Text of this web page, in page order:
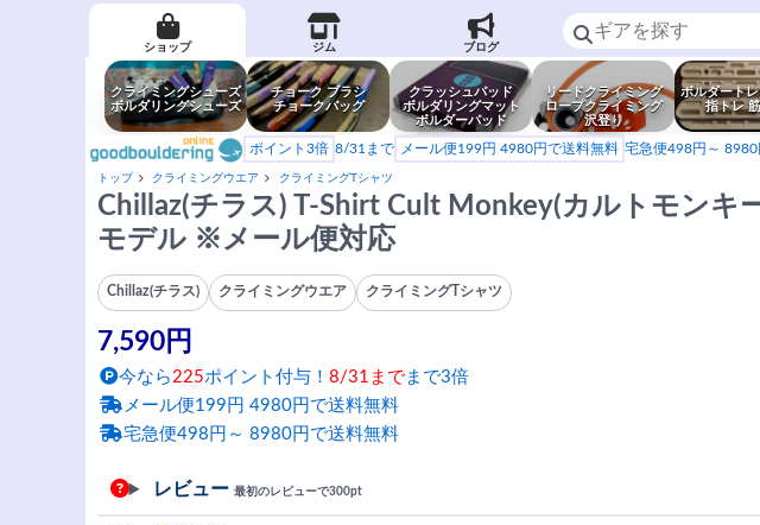
ショップ ジム ブログ
クライミングシューズ
ボルダリングシューズ
チョーク ブラシ
チョークバッグ
クラッシュパッド
ボルダリングマット
ボルダーパッド
リードクライミング
ロープクライミング
沢登り
ボルダート
指トレ
ポイント3倍 8/31まで メール便199円 4980円で送料無料 宅急便498円～
トップ クライミングウエア クライミングTシャツ
Chillaz(チラス) T-Shirt Cult Monkey(カルトモンキ
モデル ※メール便対応
Chillaz(チラス) クライミングウエア クライミングTシャツ
7,590円
今なら 225ポイント付与！ 8/31まで まで3倍
メール便199円 4980円で送料無料
宅急便498円～ 8980円で送料無料
レビュー 最初のレビューで300pt